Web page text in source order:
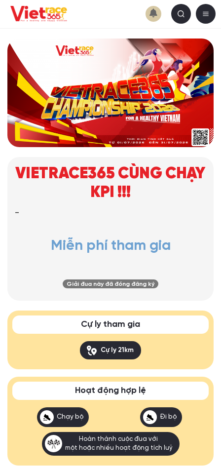
VIETRACE365 CÙNG CHẠY
KPI !!!
-
Miễn phí tham gia
Giải đua này đã đóng đăng ký
Cự ly tham gia
Cự ly 21km
Hoạt động hợp lệ
Chạy bộ Đi bộ
Hoàn thành cuộc đua với
một hoặc nhiều hoạt động tích luỹ